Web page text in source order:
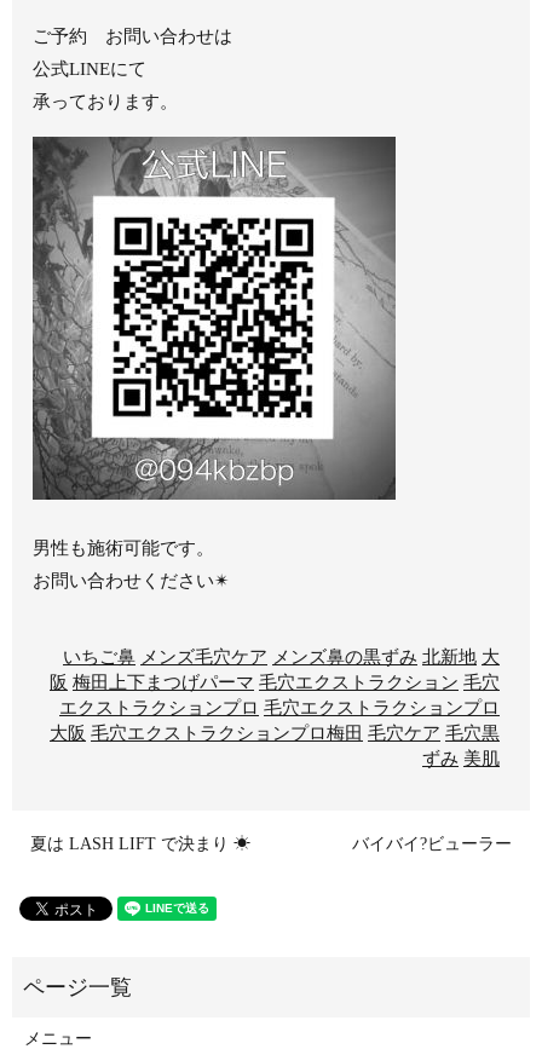
ご予約 お問い合わせは
公式LINEにて
承っております。
男性も施術可能です。
お問い合わせください✴︎
いちご鼻 メンズ毛穴ケア メンズ鼻の黒ずみ 北新地 大
阪 梅田上下まつげパーマ 毛穴エクストラクション 毛穴
エクストラクションプロ 毛穴エクストラクションプロ
大阪 毛穴エクストラクションプロ梅田 毛穴ケア 毛穴黒
ずみ 美肌
夏は LASH LIFT で決まり ☀︎ バイバイ?ビューラー
メニュー